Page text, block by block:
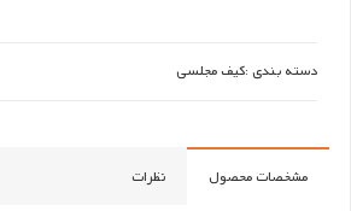
دسته بندی :کیف مجلسی
مشخصات محصول نظرات